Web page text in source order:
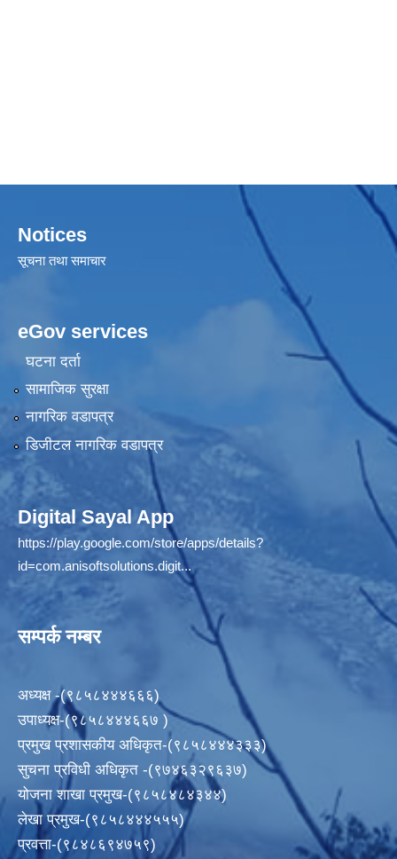
Notices
सूचना तथा समाचार
eGov services
घटना दर्ता
सामाजिक सुरक्षा
नागरिक वडापत्र
डिजीटल नागरिक वडापत्र
Digital Sayal App
https://play.google.com/store/apps/details?
id=com.anisoftsolutions.digit...
सम्पर्क नम्बर
अध्यक्ष -(९८५८४४४६६६)
उपाध्यक्ष-(९८५८४४४६६७ )
प्रमुख प्रशासकीय अधिकृत-(९८५८४४४३३३)
सुचना प्रविधी अधिकृत -(९७४६३२९६३७)
योजना शाखा प्रमुख-(९८५८४८४३४४)
लेखा प्रमुख-(९८५८४४४५५५)
प्रवत्ता-(९८४८६९४७५९)